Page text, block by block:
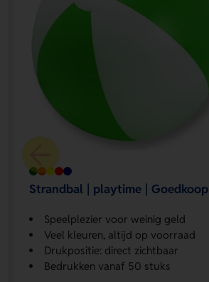
Strandbal | playtime | Goedkoop
Speelplezier voor weinig geld
Veel kleuren, altijd op voorraad
Drukpositie: direct zichtbaar
Bedrukken vanaf 50 stuks